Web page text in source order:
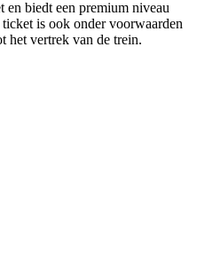
en biedt een premium niveau
is ook onder voorwaarden
het vertrek van de trein.